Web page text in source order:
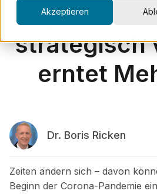
Akzeptieren
strategisch
erntet
Dr. Boris Ricken
Zeiten ändern sich – davon
Beginn der Corona-Pandemie